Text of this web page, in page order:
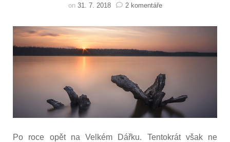
on 31. 7. 2018 2 komentářeu
s
po
Po roce opět na Velkém Dářku. Tentokrát však ne